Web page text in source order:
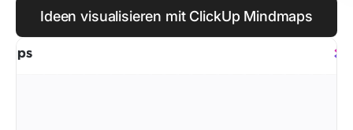
Ideen visualisieren mit ClickUp Mindmaps